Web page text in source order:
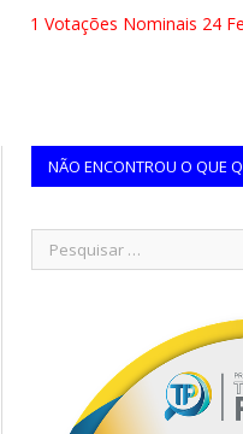
1 Votações Nominais 24
NÃO ENCONTROU O QUE